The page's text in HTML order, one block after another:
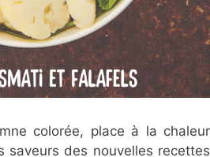
colorée, place à la chaleur
saveurs des nouvelles recettes